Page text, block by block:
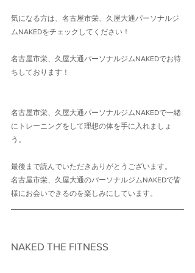
気になる方は、名古屋市栄、久屋大通パーソナルジ
ムNAKEDをチェックしてください！
名古屋市栄、久屋大通パーソナルジムNAKEDでお待
ちしております！
名古屋市栄、久屋大通パーソナルジムNAKEDで一緒
にトレーニングをして理想の体を手に入れましょ
う。
最後まで読んでいただきありがとうございます。
名古屋市栄、久屋大通のパーソナルジムNAKEDで皆
様にお会いできるのを楽しみにしています。
NAKED THE FITNESS